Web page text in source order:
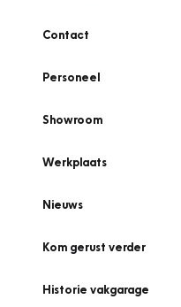
Contact
Personeel
Showroom
Werkplaats
Nieuws
Kom gerust verder
Historie vakgarage